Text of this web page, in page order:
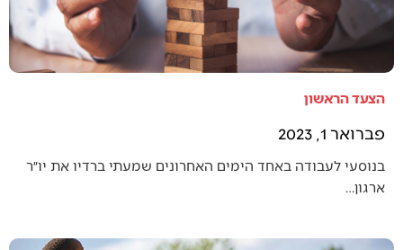
הצעד הראשון
פברואר 1, 2023
בנוסעי לעבודה באחד הימים האחרונים שמעתי ברדיו את יו״ר
ארגון…